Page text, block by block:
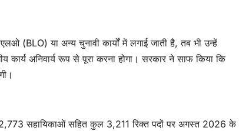
(BLO) या अन्य चुनावी कार्यों में लगाई जाती है, तब भी उन्हें
अनिवार्य रूप से पूरा करना होगा। सरकार ने साफ किया कि
2,773 सहायिकाओं सहित कुल 3,211 रिक्त पदों पर अगस्त 2026 के